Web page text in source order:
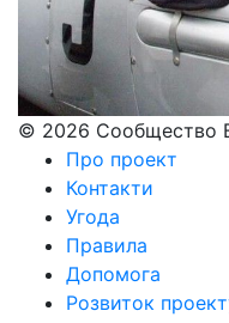
© 2026 Сообщество
Про проект
Контакти
Угода
Правила
Допомога
Розвиток